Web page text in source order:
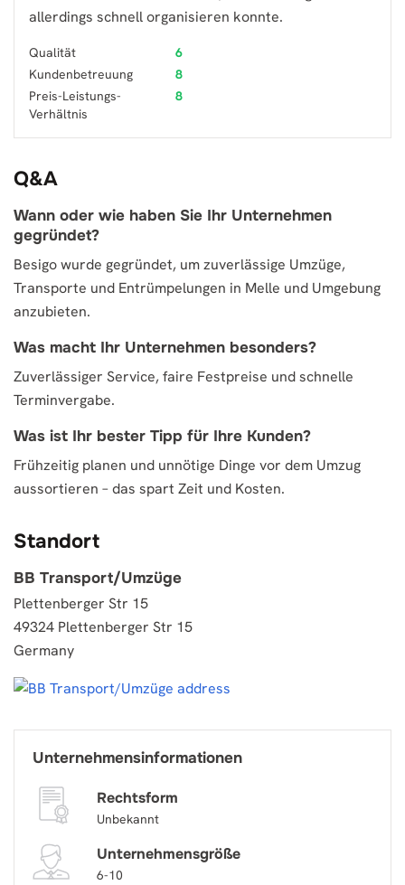
allerdings schnell organisieren konnte.
Qualität
6
Kundenbetreuung
8
Preis-Leistungs-
Verhältnis
8
Q&A
Wann oder wie haben Sie Ihr Unternehmen
gegründet?
Besigo wurde gegründet, um zuverlässige Umzüge,
Transporte und Entrümpelungen in Melle und Umgebung
anzubieten.
Was macht Ihr Unternehmen besonders?
Zuverlässiger Service, faire Festpreise und schnelle
Terminvergabe.
Was ist Ihr bester Tipp für Ihre Kunden?
Frühzeitig planen und unnötige Dinge vor dem Umzug
aussortieren – das spart Zeit und Kosten.
Standort
BB Transport/Umzüge
Plettenberger Str 15
49324 Plettenberger Str 15
Germany
Unternehmensinformationen
Rechtsform
Unbekannt
Unternehmensgröße
6-10